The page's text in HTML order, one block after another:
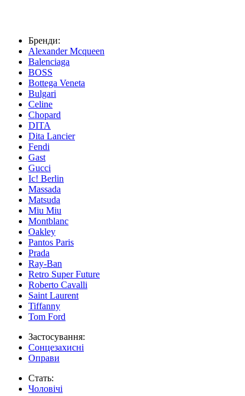
Бренди:
Alexander Mcqueen
Balenciaga
BOSS
Bottega Veneta
Bulgari
Celine
Chopard
DITA
Dita Lancier
Fendi
Gast
Gucci
Ic! Berlin
Massada
Matsuda
Miu Miu
Montblanc
Oakley
Pantos Paris
Prada
Ray-Ban
Retro Super Future
Roberto Cavalli
Saint Laurent
Tiffanny
Tom Ford
Застосування:
Сонцезахисні
Оправи
Стать:
Чоловічі